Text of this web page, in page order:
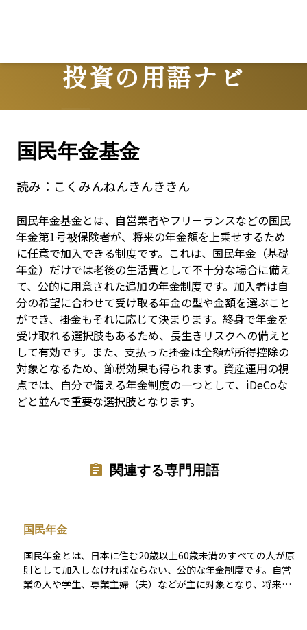
投資の用語ナビ
Terms
国民年金基金
読み： こくみんねんきんききん
国民年金基金とは、自営業者やフリーランスなどの国民
年金第1号被保険者が、将来の年金額を上乗せするため
に任意で加入できる制度です。これは、国民年金（基礎
年金）だけでは老後の生活費として不十分な場合に備え
て、公的に用意された追加の年金制度です。加入者は自
分の希望に合わせて受け取る年金の型や金額を選ぶこと
ができ、掛金もそれに応じて決まります。終身で年金を
受け取れる選択肢もあるため、長生きリスクへの備えと
して有効です。また、支払った掛金は全額が所得控除の
対象となるため、節税効果も得られます。資産運用の視
点では、自分で備える年金制度の一つとして、iDeCoな
どと並んで重要な選択肢となります。
関連する専門用語
国民年金
国民年金とは、日本に住む20歳以上60歳未満のすべての人が原
則として加入しなければならない、公的な年金制度です。自営
業の人や学生、専業主婦（夫）などが主に対象となり、将来の